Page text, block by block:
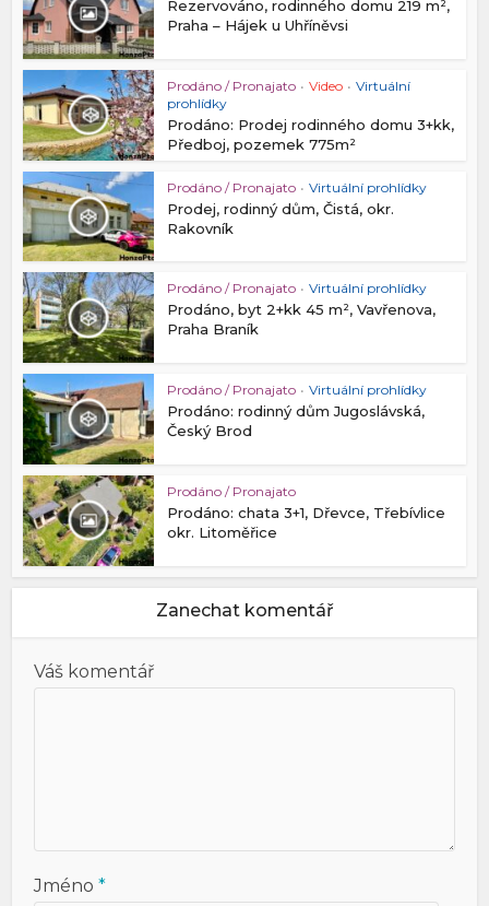
Rezervováno, rodinného domu 219 m²,
Praha – Hájek u Uhříněvsi
Prodáno / Pronajato • Video • Virtuální
prohlídky
Prodáno: Prodej rodinného domu 3+kk,
Předboj, pozemek 775m²
Prodáno / Pronajato • Virtuální prohlídky
Prodej, rodinný dům, Čistá, okr.
Rakovník
Prodáno / Pronajato • Virtuální prohlídky
Prodáno, byt 2+kk 45 m², Vavřenova,
Praha Braník
Prodáno / Pronajato • Virtuální prohlídky
Prodáno: rodinný dům Jugoslávská,
Český Brod
Prodáno / Pronajato
Prodáno: chata 3+1, Dřevce, Třebívlice
okr. Litoměřice
Zanechat komentář
Váš komentář
Jméno*